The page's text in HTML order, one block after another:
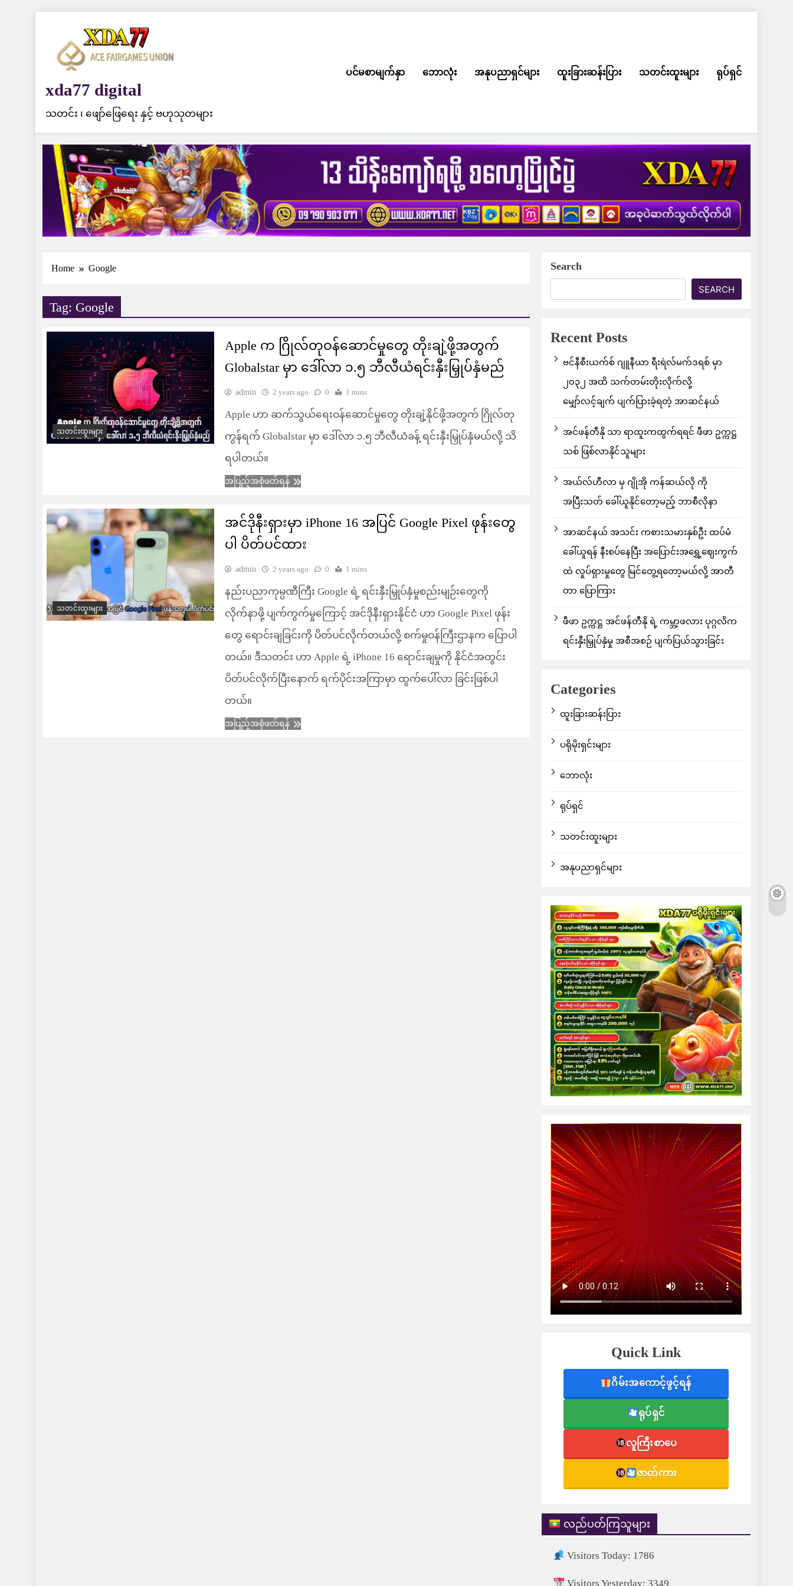
xda77 digital
သတင်း ၊ ဖျော်ဖြေရေး နှင့် ဗဟုသုတများ
ပင်မစာမျက်နှာ ဘောလုံး အနုပညာရှင်များ ထူးခြားဆန်းပြား သတင်းထူးများ ရုပ်ရှင်
Home Google
Tag: Google
သတင်းထူးများ
Apple က ဂြိုလ်တုဝန်ဆောင်မှုတွေ တိုးချဲ့ဖို့အတွက်
Globalstar မှာ ဒေါ်လာ ၁.၅ ဘီလီယံရင်းနှီးမြှုပ်နှံမည်
admin 2 years ago 0 1 mins
Apple ဟာ ဆက်သွယ်ရေးဝန်ဆောင်မှုတွေ တိုးချဲ့နိုင်ဖို့အတွက် ဂြိုလ်တု
ကွန်ရက် Globalstar မှာ ဒေါ်လာ ၁.၅ ဘီလီယံခန့် ရင်းနှီးမြှုပ်နှံမယ်လို့ သိ
ရပါတယ်။
အပြည့်အစုံဖတ်ရန်
သတင်းထူးများ
အင်ဒိုနီးရှားမှာ iPhone 16 အပြင် Google Pixel ဖုန်းတွေ
ပါ ပိတ်ပင်ထား
admin 2 years ago 0 1 mins
နည်းပညာကုမ္ပဏီကြီး Google ရဲ့ ရင်းနှီးမြှုပ်နှံမှုစည်းမျဉ်းတွေကို
လိုက်နာဖို့ ပျက်ကွက်မှုကြောင့် အင်ဒိုနီးရှားနိုင်ငံ ဟာ Google Pixel ဖုန်း
တွေ ရောင်းချခြင်းကို ပိတ်ပင်လိုက်တယ်လို့ စက်မှုဝန်ကြီးဌာနက ပြောပါ
တယ်။ ဒီသတင်း ဟာ Apple ရဲ့ iPhone 16 ရောင်းချမှုကို နိုင်ငံအတွင်း
ပိတ်ပင်လိုက်ပြီးနောက် ရက်ပိုင်းအကြာမှာ ထွက်ပေါ်လာ ခြင်းဖြစ်ပါ
တယ်။
အပြည့်အစုံဖတ်ရန်
Search
SEARCH
Recent Posts
ဗင်နီစီးယက်စ် ဂျူနီယာ ရီးရဲလ်မက်ဒရစ် မှာ
၂၀၃၂ အထိ သက်တမ်းတိုးလိုက်လို့
မျှော်လင့်ချက် ပျက်ပြားခဲ့ရတဲ့ အာဆင်နယ်
အင်ဖန်တီနို သာ ရာထူးကထွက်ရရင် ဖီဖာ ဥက္ကဋ္ဌ
သစ် ဖြစ်လာနိုင်သူများ
အယ်လ်ဟီလာ မှ ဂျိုအို ကန်ဆယ်လို ကို
အပြီးသတ် ခေါ်ယူနိုင်တော့မည့် ဘာစီလိုနာ
အာဆင်နယ် အသင်း ကစားသမားနှစ်ဦး ထပ်မံ
ခေါ်ယူရန် နီးစပ်နေပြီး အပြောင်းအရွှေ့ဈေးကွက်
ထဲ လှုပ်ရှားမှုတွေ မြင်တွေ့ရတော့မယ်လို့ အာတီ
တာ ပြောကြား
ဖီဖာ ဥက္ကဋ္ဌ အင်ဖန်တီနို ရဲ့ ကမ္ဘာ့ဖလား ပုဂ္ဂလိက
ရင်းနှီးမြှုပ်နှံမှု အစီအစဉ် ပျက်ပြယ်သွားခြင်း
Categories
ထူးခြားဆန်းပြား
ပရိုမိုးရှင်းများ
ဘောလုံး
ရုပ်ရှင်
သတင်းထူးများ
အနုပညာရှင်များ
Quick Link
ဂိမ်းအကောင့်ဖွင့်ရန်
ရုပ်ရှင်
လူကြီးစာပေ
ဇာတ်ကား
လည်ပတ်ကြသူများ
Visitors Today: 1786
Visitors Yesterday: 3349